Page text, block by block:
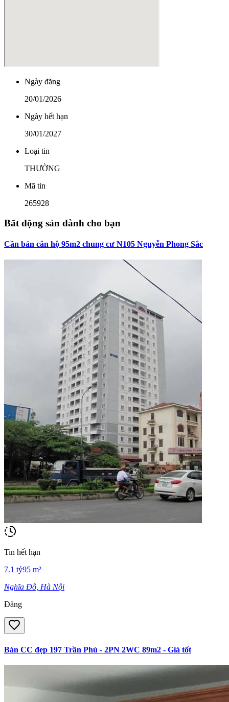
Ngày đăng
20/01/2026
Ngày hết hạn
30/01/2027
Loại tin
THƯỜNG
Mã tin
265928
Bất động sản dành cho bạn
Cần bán căn hộ 95m2 chung cư N105 Nguyễn Phong Sắc
Tin hết hạn
7.1 tỷ95 m²
Nghĩa Đô, Hà Nội
Đăng
Bán CC đẹp 197 Trần Phú - 2PN 2WC 89m2 - Giá tốt